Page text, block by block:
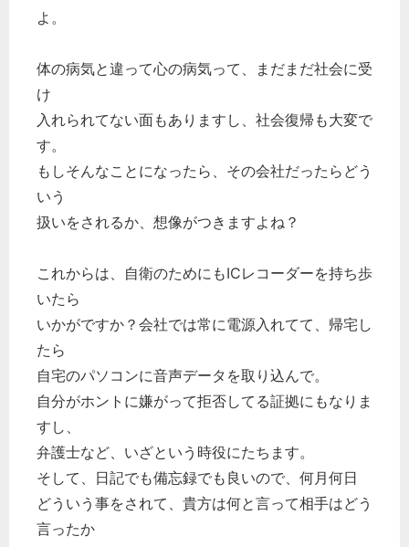
よ。
体の病気と違って心の病気って、まだまだ社会に受
け
入れられてない面もありますし、社会復帰も大変で
す。
もしそんなことになったら、その会社だったらどう
いう
扱いをされるか、想像がつきますよね？
これからは、自衛のためにもICレコーダーを持ち歩
いたら
いかがですか？会社では常に電源入れてて、帰宅し
たら
自宅のパソコンに音声データを取り込んで。
自分がホントに嫌がって拒否してる証拠にもなりま
すし、
弁護士など、いざという時役にたちます。
そして、日記でも備忘録でも良いので、何月何日
どういう事をされて、貴方は何と言って相手はどう
言ったか